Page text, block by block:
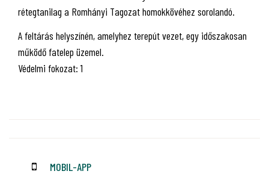
rétegtanilag a Romhányi Tagozat homokkövéhez sorolandó.
A feltárás helyszínén, amelyhez terepút vezet, egy időszakosan
működő fatelep üzemel.
Védelmi fokozat: 1
MOBIL-APP